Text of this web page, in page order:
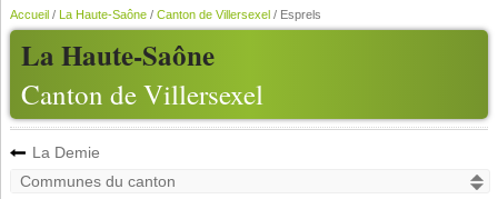
La Haute-Saône
Canton de Villersexel
Accueil/ La Haute-Saône/ Canton de Villersexel/ Esprels
La Demie